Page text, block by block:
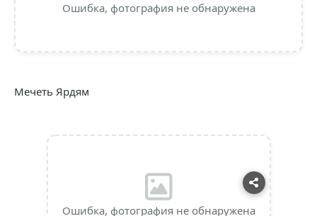
Ошибка, фотография не обнаружена
Мечеть Ярдям
Ошибка, фотография не обнаружена